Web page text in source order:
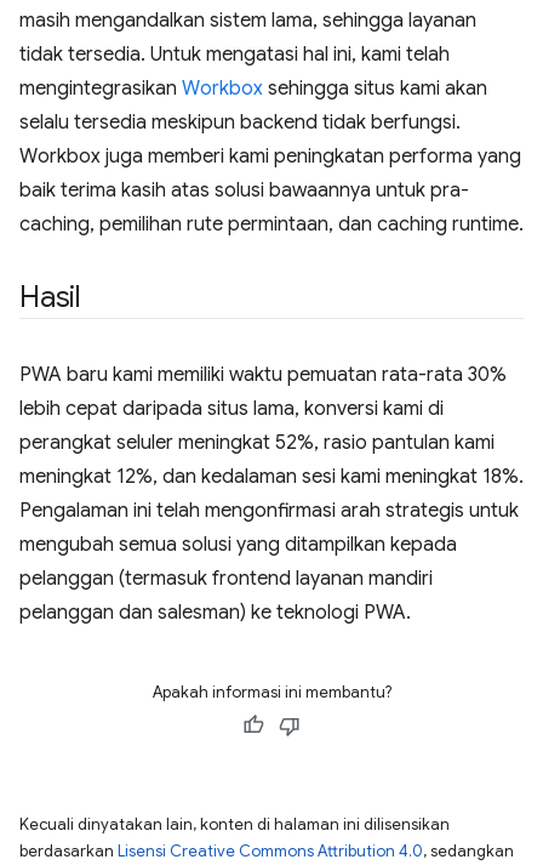
masih mengandalkan sistem lama, sehingga layanan
tidak tersedia. Untuk mengatasi hal ini, kami telah
mengintegrasikan Workbox sehingga situs kami akan
selalu tersedia meskipun backend tidak berfungsi.
Workbox juga memberi kami peningkatan performa yang
baik terima kasih atas solusi bawaannya untuk pra-
caching, pemilihan rute permintaan, dan caching runtime.
Hasil
PWA baru kami memiliki waktu pemuatan rata-rata 30%
lebih cepat daripada situs lama, konversi kami di
perangkat seluler meningkat 52%, rasio pantulan kami
meningkat 12%, dan kedalaman sesi kami meningkat 18%.
Pengalaman ini telah mengonfirmasi arah strategis untuk
mengubah semua solusi yang ditampilkan kepada
pelanggan (termasuk frontend layanan mandiri
pelanggan dan salesman) ke teknologi PWA.
Apakah informasi ini membantu?
Kecuali dinyatakan lain, konten di halaman ini dilisensikan
berdasarkan Lisensi Creative Commons Attribution 4.0, sedangkan